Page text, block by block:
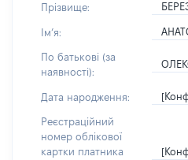
Прізвище:
Імʼя:
По батькові (за
наявності):
Дата народження:
Реєстраційний
номер облікової
картки платника